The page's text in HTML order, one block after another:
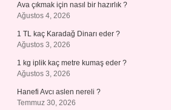
Ava çıkmak için nasıl bir hazırlık ?
Ağustos 4, 2026
1 TL kaç Karadağ Dinarı eder ?
Ağustos 3, 2026
1 kg iplik kaç metre kumaş eder ?
Ağustos 3, 2026
Hanefi Avcı aslen nereli ?
Temmuz 30, 2026